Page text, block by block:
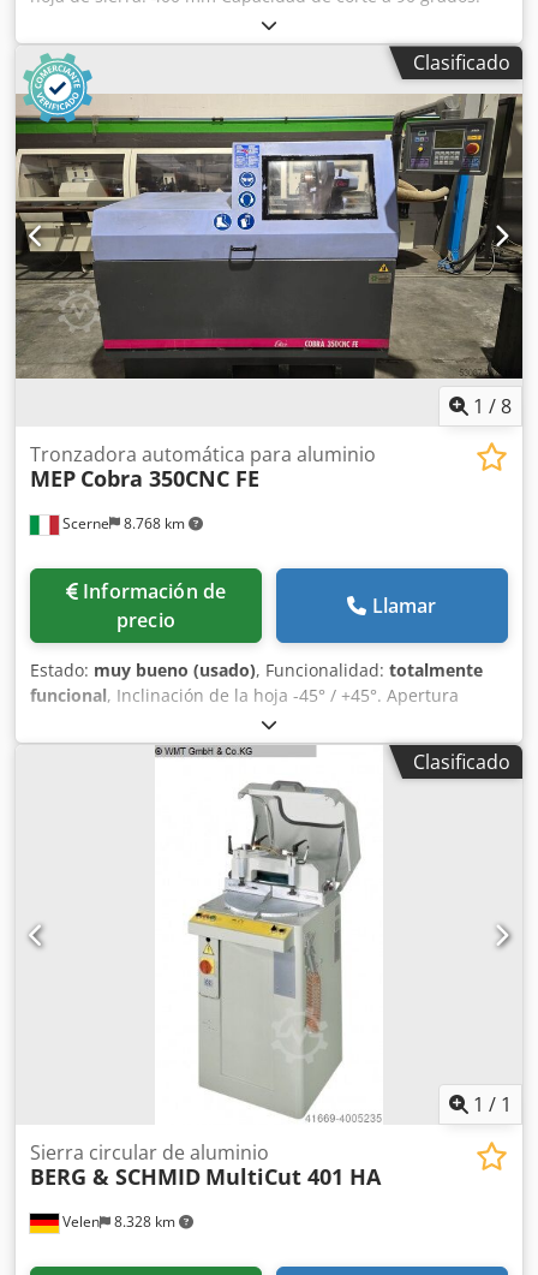
redondo 120 mm Velocidad de giro: 1400 / 2800 rpm
Potencia del motor: 4,0 kW Peso de la máquina: aprox. 180
kg Dimensiones (L x A x A): 1,0 x 0,9 x 1,2 m Sierra circular
manual de aluminio bajo mesa Chjdpfxey D A E Do Agroa
Clasificado
1 /8
Scerne 8.768 km
Tronzadora automática para aluminio
MEP Cobra 350CNC FE
Información de
precio
Llamar
Estado: muy bueno (usado), Funcionalidad: totalmente
funcional, Inclinación de la hoja -45° / +45°. Apertura
máxima del tornillo de banco 180 mm Longitud máxima no
alimentable 385 mm Csdpfx Agjx Hw Sqoreha Diámetro del
disco 350 mm Velocidad de rotación de la hoja 1700 / 3400
Clasificado
1 / 1
Velen 8.328 km
Sierra circular de aluminio
BERG & SCHMID MultiCut 401 HA